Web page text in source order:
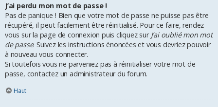
J’ai perdu mon mot de passe !
Pas de panique ! Bien que votre mot de passe ne puisse pas être
récupéré, il peut facilement être réinitialisé. Pour ce faire, rendez
vous sur la page de connexion puis cliquez sur J’ai oublié mon mot
de passe. Suivez les instructions énoncées et vous devriez pouvoir
à nouveau vous connecter.
Si toutefois vous ne parveniez pas à réinitialiser votre mot de
passe, contactez un administrateur du forum.
Haut